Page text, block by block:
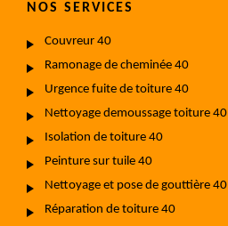
NOS SERVICES
Couvreur 40
Ramonage de cheminée 40
Urgence fuite de toiture 40
Nettoyage demoussage toiture 40
Isolation de toiture 40
Peinture sur tuile 40
Nettoyage et pose de gouttière 40
Réparation de toiture 40